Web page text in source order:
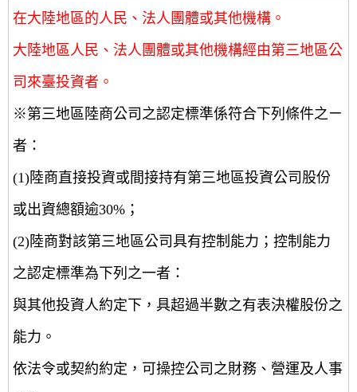
在大陸地區的人民、法人團體或其他機構。
大陸地區人民、法人團體或其他機構經由第三地區公
司來臺投資者。
※第三地區陸商公司之認定標準係符合下列條件之ㄧ
者：
(1)陸商直接投資或間接持有第三地區投資公司股份
或出資總額逾30%；
(2)陸商對該第三地區公司具有控制能力；控制能力
之認定標準為下列之一者：
與其他投資人約定下，具超過半數之有表決權股份之
能力。
依法令或契約約定，可操控公司之財務、營運及人事